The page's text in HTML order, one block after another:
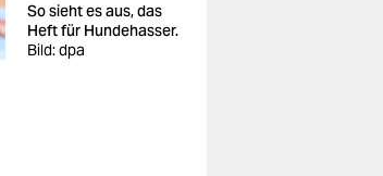
So sieht es aus, das
Heft für Hundehasser.
Bild: dpa